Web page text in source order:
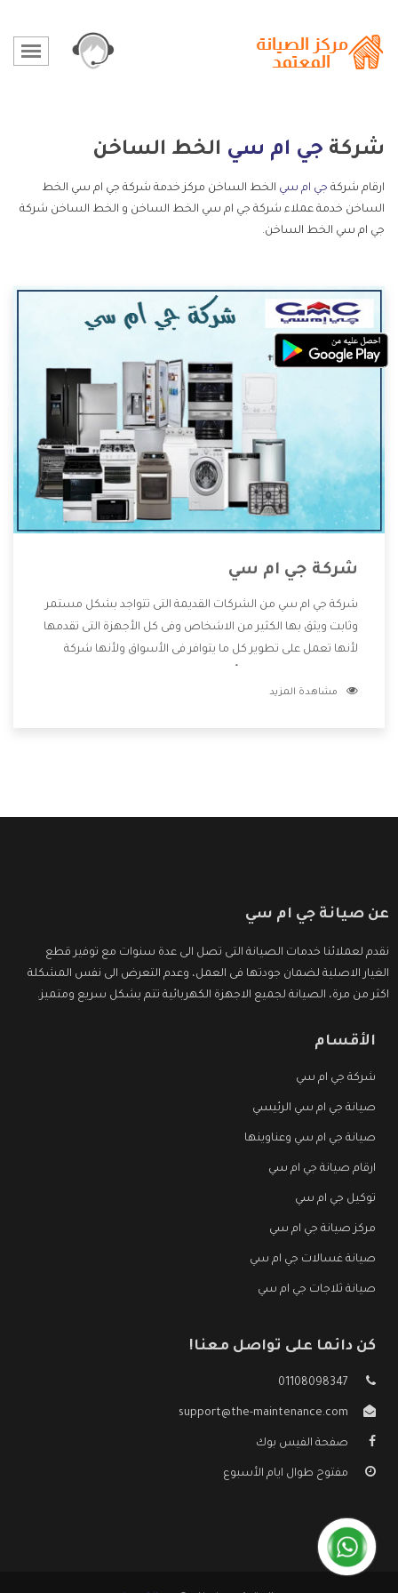
شركة جي ام سي الخط الساخن
ارقام شركة جي ام سي الخط الساخن مركز خدمة شركة جي ام سي الخط
الساخن خدمة عملاء شركة جي ام سي الخط الساخن و الخط الساخن شركة
جي ام سي الخط الساخن.
شركة جي ام سي
شركة جي ام سي من الشركات القديمة التى تتواجد بشكل مستمر
وثابت ويثق بها الكثير من الاشخاص وفى كل الأجهزة التى تقدمها
لأنها تعمل على تطوير كل ما يتوافر فى الأسواق ولأنها شركة
وتقدم للعملاء أقوى العروض والخصومات التى تسهل على
مشاهدة المزيد
عن صيانة جي ام سي
نقدم لعملائنا خدمات الصيانة التى تصل الى عدة سنوات مع توفير قطع
الغيار الاصلية لضمان جودتها فى العمل، وعدم التعرض الى نفس المشكلة
اكثر من مرة، الصيانة لجميع الاجهزة الكهربائية تتم بشكل سريع ومتميز.
الأقسام
شركة جي ام سي
صيانة جي ام سي الرئيسي
صيانة جي ام سي وعناوينها
ارقام صيانة جي ام سي
توكيل جي ام سي
مركز صيانة جي ام سي
صيانة غسالات جي ام سي
صيانة ثلاجات جي ام سي
كن دائما على تواصل معنا!
01108098347
support@the-maintenance.com
صفحة الفيس بوك
مفتوح طوال ايام الأسبوع